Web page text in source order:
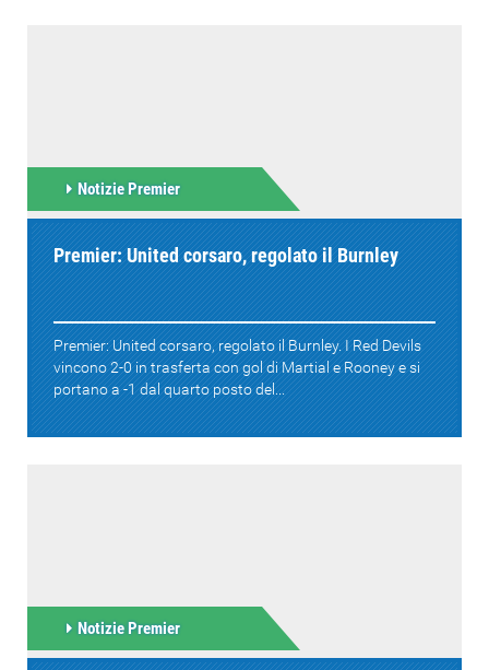
Notizie Premier
Premier: United corsaro, regolato il Burnley
Premier: United corsaro, regolato il Burnley. I Red Devils
vincono 2-0 in trasferta con gol di Martial e Rooney e si
portano a -1 dal quarto posto del...
Notizie Premier